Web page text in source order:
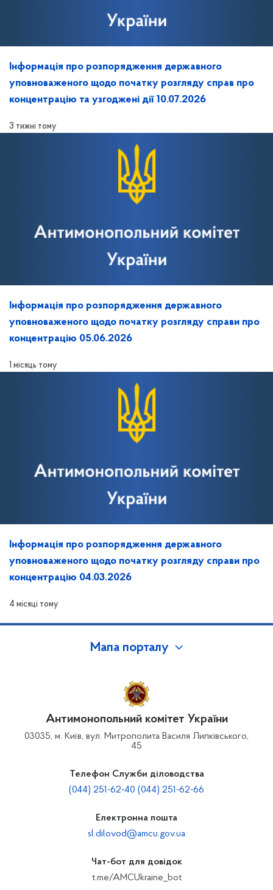
Інформація про розпорядження державного
уповноваженого щодо початку розгляду справ про
концентрацію та узгоджені дії 10.07.2026
3 тижні тому
Інформація про розпорядження державного
уповноваженого щодо початку розгляду справи про
концентрацію 05.06.2026
1 місяць тому
Інформація про розпорядження державного
уповноваженого щодо початку розгляду справи про
концентрацію 04.03.2026
4 місяці тому
Мапа порталу
Антимонопольний комітет України
03035, м. Київ, вул. Митрополита Василя Липківського,
45
Телефон Служби діловодства
(044) 251-62-40 (044) 251-62-66
Електронна пошта
sl.dilovod@amcu.gov.ua
Чат-бот для довідок
t.me/AMCUkraine_bot